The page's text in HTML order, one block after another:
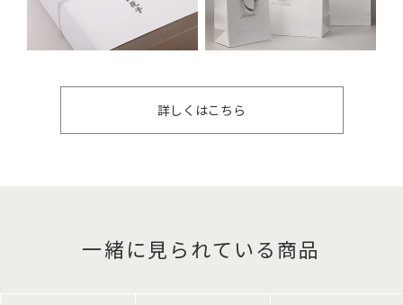
詳しくはこちら
一緒に見られている商品